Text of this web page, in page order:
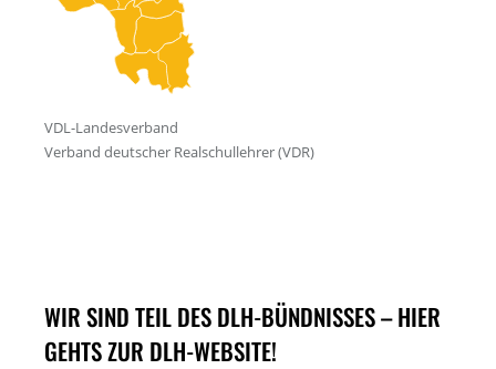
WIR SIND TEIL DES DLH-BÜNDNISSES – HIER
GEHTS ZUR DLH-WEBSITE!